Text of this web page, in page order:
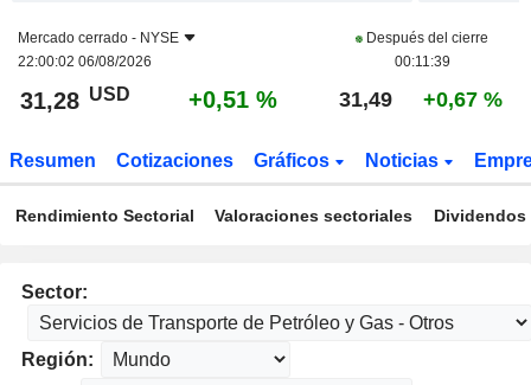
Mercado cerrado - NYSE
22:00:02 06/08/2026
Después del cierre
00:11:39
31,28 USD +0,51 % 31,49 +0,67 %
Resumen Cotizaciones Gráficos Noticias
Rendimiento Sectorial Valoraciones sectoriales
Sector:
Región: